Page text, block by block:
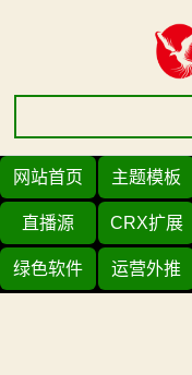
网站首页 主题模板
直播源 CRX扩展
绿色软件 运营外推